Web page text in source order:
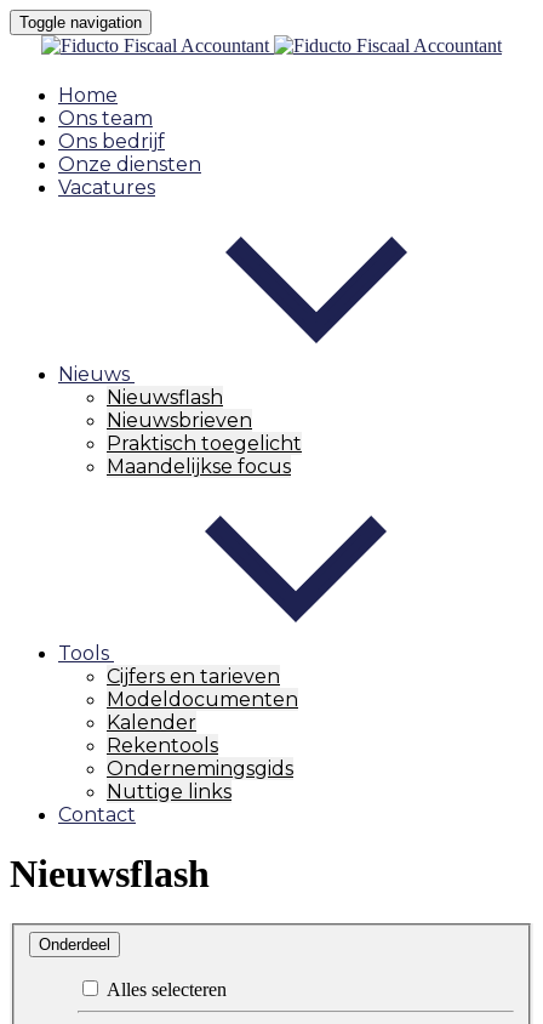
Toggle navigation
Home
Ons team
Ons bedrijf
Onze diensten
Vacatures
Nieuws
Nieuwsflash
Nieuwsbrieven
Praktisch toegelicht
Maandelijkse focus
Tools
Cijfers en tarieven
Modeldocumenten
Kalender
Rekentools
Ondernemingsgids
Nuttige links
Contact
Nieuwsflash
Onderdeel
Alles selecteren